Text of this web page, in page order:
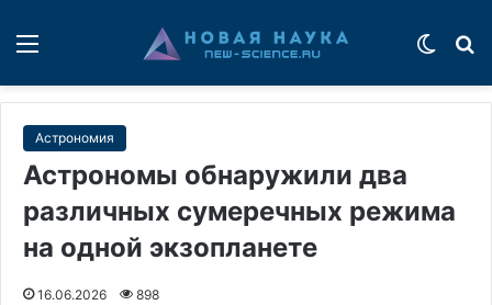
Астрономия
Астрономы обнаружили два
различных сумеречных режима
на одной экзопланете
16.06.2026 898